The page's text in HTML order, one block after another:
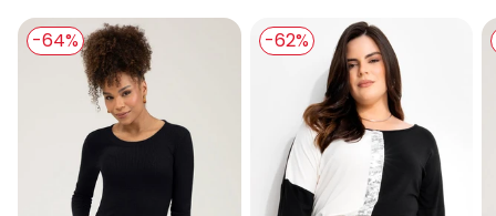
-64% -62%